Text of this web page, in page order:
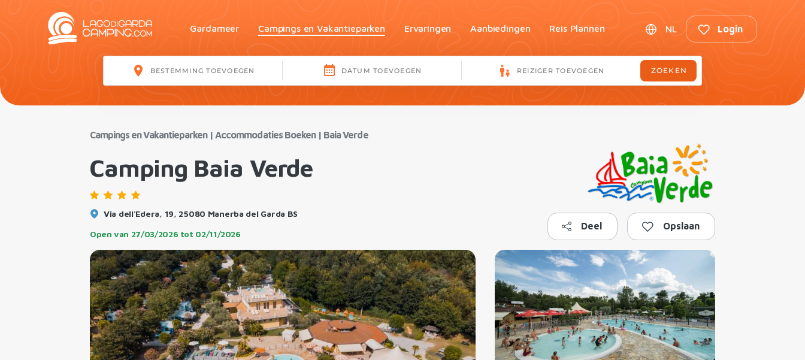
Gardameer Campings en Vakantieparken Ervaringen Aanbiedingen Reis Plannen NL Login
Campings en Vakantieparken| Accommodaties Boeken| Baia Verde
Camping Baia Verde
Via dell'Edera, 19, 25080 Manerba del Garda BS
Open van 27/03/2026 tot 02/11/2026
Deel Opslaan